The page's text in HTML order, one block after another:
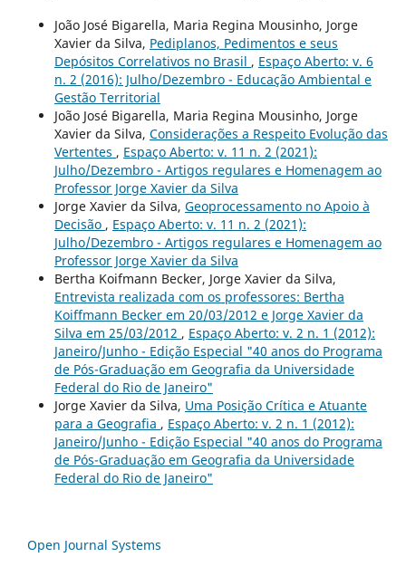
João José Bigarella, Maria Regina Mousinho, Jorge
Xavier da Silva, Pediplanos, Pedimentos e seus
Depósitos Correlativos no Brasil , Espaço Aberto: v. 6
n. 2 (2016): Julho/Dezembro - Educação Ambiental e
Gestão Territorial
João José Bigarella, Maria Regina Mousinho, Jorge
Xavier da Silva, Considerações a Respeito Evolução das
Vertentes , Espaço Aberto: v. 11 n. 2 (2021):
Julho/Dezembro - Artigos regulares e Homenagem ao
Professor Jorge Xavier da Silva
Jorge Xavier da Silva, Geoprocessamento no Apoio à
Decisão , Espaço Aberto: v. 11 n. 2 (2021):
Julho/Dezembro - Artigos regulares e Homenagem ao
Professor Jorge Xavier da Silva
Bertha Koifmann Becker, Jorge Xavier da Silva,
Entrevista realizada com os professores: Bertha
Koiffmann Becker em 20/03/2012 e Jorge Xavier da
Silva em 25/03/2012 , Espaço Aberto: v. 2 n. 1 (2012):
Janeiro/Junho - Edição Especial "40 anos do Programa
de Pós-Graduação em Geografia da Universidade
Federal do Rio de Janeiro"
Jorge Xavier da Silva, Uma Posição Crítica e Atuante
para a Geografia , Espaço Aberto: v. 2 n. 1 (2012):
Janeiro/Junho - Edição Especial "40 anos do Programa
de Pós-Graduação em Geografia da Universidade
Federal do Rio de Janeiro"
Open Journal Systems